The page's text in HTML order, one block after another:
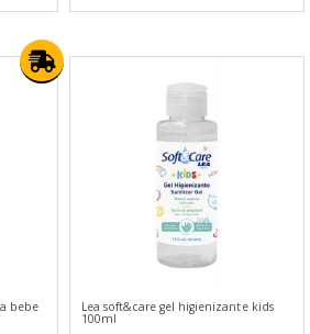
bebe Lea soft&care gel higienizante kids
100ml